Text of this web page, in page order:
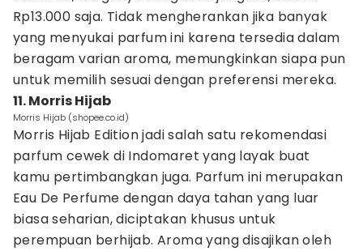
Rp13.000 saja. Tidak mengherankan jika banyak
yang menyukai parfum ini karena tersedia dalam
beragam varian aroma, memungkinkan siapa pun
untuk memilih sesuai dengan preferensi mereka.
11. Morris Hijab
Morris Hijab (shopee.co.id)
Morris Hijab Edition jadi salah satu rekomendasi
parfum cewek di Indomaret yang layak buat
kamu pertimbangkan juga. Parfum ini merupakan
Eau De Perfume dengan daya tahan yang luar
biasa seharian, diciptakan khusus untuk
perempuan berhijab. Aroma yang disajikan oleh